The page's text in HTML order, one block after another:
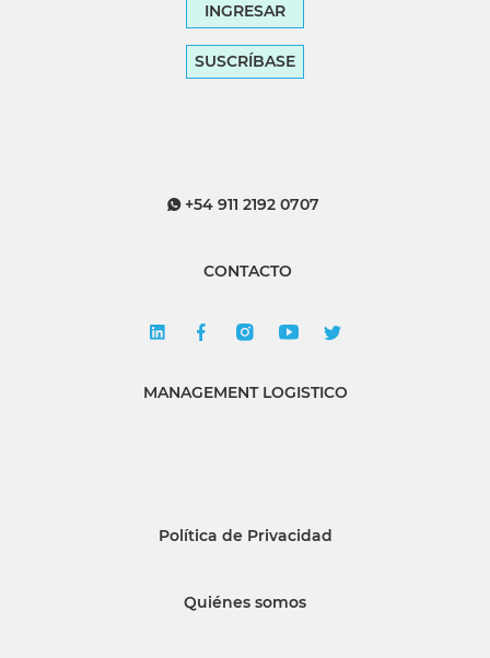
INGRESAR
SUSCRÍBASE
+54 911 2192 0707
CONTACTO
MANAGEMENT LOGISTICO
Política de Privacidad
Quiénes somos